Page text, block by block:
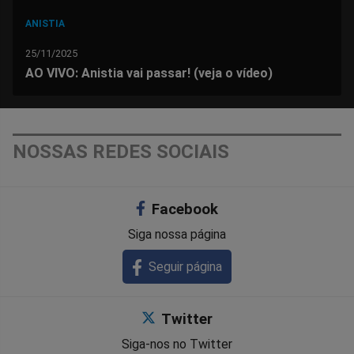
ANISTIA
25/11/2025
AO VIVO: Anistia vai passar! (veja o vídeo)
NOSSAS REDES SOCIAIS
Facebook
Siga nossa página
Seguir página
Twitter
Siga-nos no Twitter